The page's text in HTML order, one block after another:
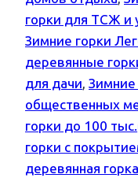
ЛЕГЕНДА
ЛЕСА
ПОЛЯРНАЯ
ЗВЕЗДА
4
золотой
тик-
орех
горки для ТСЖ и
Зимние горки
деревянные
для дачи, Зимние
общественных
горки до 100
горки с
деревянная